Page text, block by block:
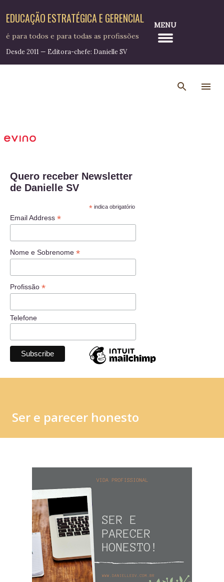
Pular para o conteúdo principal
EDUCAÇÃO ESTRATÉGICA E GERENCIAL
é para todos e para todas as profissões
Desde 2011 — Editora-chefe: Danielle SV
MENU
Quero receber Newsletter
de Danielle SV
*indica obrigatório
Email Address *
Nome e Sobrenome *
Profissão *
Telefone
Ser e parecer honesto